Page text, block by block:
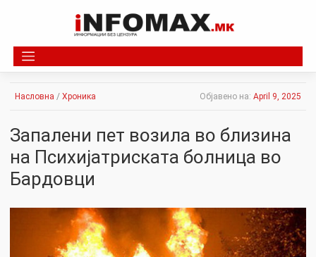
Насловна / Хроника Објавено на: April 9, 2025
Запалени пет возила во близина
на Психијатриската болница во
Бардовци